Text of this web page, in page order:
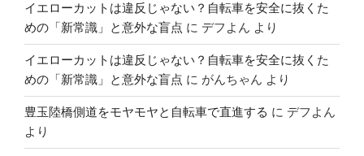
イエローカットは違反じゃない？自転車を安全に抜くた
めの「新常識」と意外な盲点 に デフよん より
イエローカットは違反じゃない？自転車を安全に抜くた
めの「新常識」と意外な盲点 に がんちゃん より
豊玉陸橋側道をモヤモヤと自転車で直進する に デフよん
より